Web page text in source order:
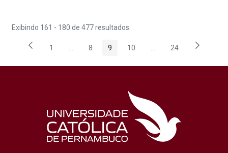
Exibindo 161 - 180 de 477 resultados.
Página
1 Páginas intermediárias Usar ABA para navegar.
Página
8 Página
9 Página
10 PáginasPágina
24